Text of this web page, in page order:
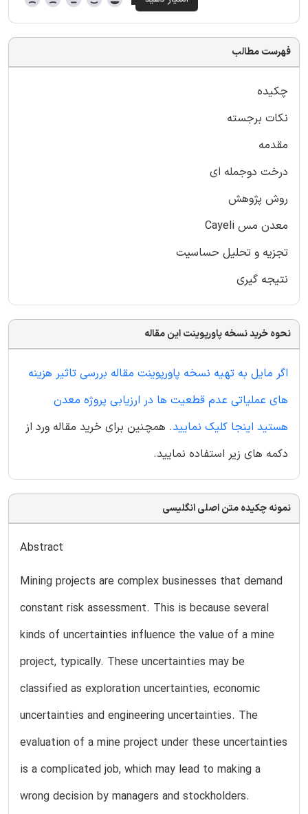
فهرست مطالب
چکیده
نکات برجسته
مقدمه
درخت دوجمله ای
روش پژوهش
معدن مس Cayeli
تجزیه و تحلیل حساسیت
نتیجه گیری
نحوه خرید نسخه پاورپوینت این مقاله
اگر مایل به تهیه نسخه پاورپوینت مقاله بررسی تاثیر هزینه
های عملیاتی عدم قطعیت ها در ارزیابی پروژه معدن
هستید اینجا کلیک نمایید. همچنین برای خرید مقاله ورد از
دکمه های زیر استفاده نمایید.
نمونه چکیده متن اصلی انگلیسی
Abstract
Mining projects are complex businesses that demand
constant risk assessment. This is because several
kinds of uncertainties influence the value of a mine
project, typically. These uncertainties may be
classified as exploration uncertainties, economic
uncertainties and engineering uncertainties. The
evaluation of a mine project under these uncertainties
is a complicated job, which may lead to making a
wrong decision by managers and stockholders.